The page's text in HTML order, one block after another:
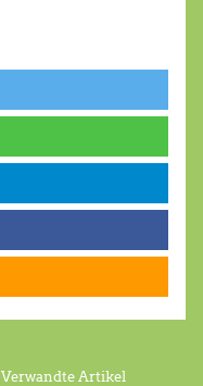
Verwandte Artikel